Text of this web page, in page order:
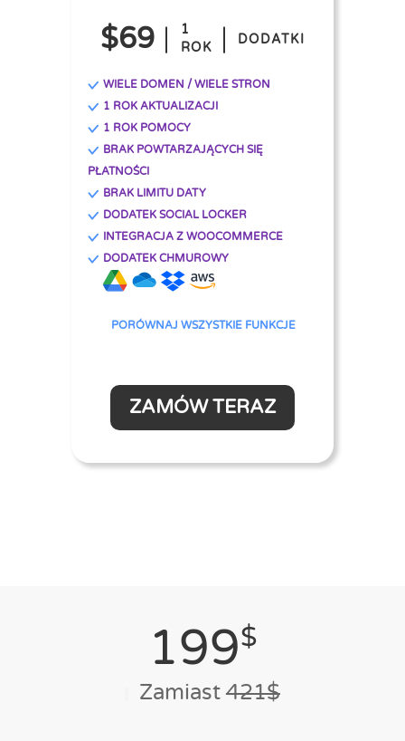
$69
1
ROK
DODATKI
WIELE DOMEN / WIELE STRON
1 ROK AKTUALIZACJI
1 ROK POMOCY
BRAK POWTARZAJĄCYCH SIĘ
PŁATNOŚCI
BRAK LIMITU DATY
DODATEK SOCIAL LOCKER
INTEGRACJA Z WOOCOMMERCE
DODATEK CHMUROWY
PORÓWNAJ WSZYSTKIE FUNKCJE
ZAMÓW TERAZ
199$
Zamiast 421$